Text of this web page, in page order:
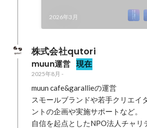
2026年3月
株式会社qutori
muun運営 現在
2025年8月 -
muun cafe&garallieの運営
スモールブランドや若手クリエイ
ントの企画や実施サポートなど。
自信を起点としたNPO法人チャリ